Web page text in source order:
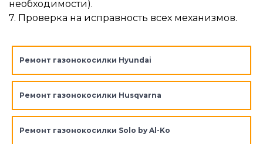
необходимости).
7. Проверка на исправность всех механизмов.
Ремонт газонокосилки Hyundai
Ремонт газонокосилки Husqvarna
Ремонт газонокосилки Solo by Al-Ko